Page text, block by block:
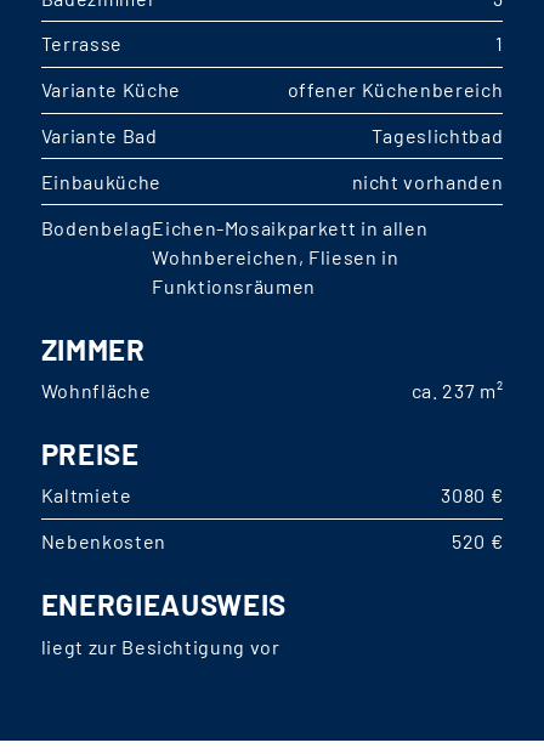
Terrasse
1
Variante Küche
offener Küchenbereich
Variante Bad
Tageslichtbad
Einbauküche
nicht vorhanden
BodenbelagEichen-Mosaikparkett in allen
Wohnbereichen, Fliesen in
Funktionsräumen
ZIMMER
Wohnfläche ca. 237 m²
PREISE
Kaltmiete
3080 €
Nebenkosten
520 €
ENERGIEAUSWEIS
liegt zur Besichtigung vor